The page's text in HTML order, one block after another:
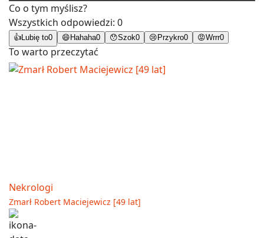
Co o tym myślisz?
Wszystkich odpowiedzi: 0
👍Lubię to0 😄 Hahaha0 😯Szok0 😢 Przykro0 😡Wrrr0
To warto przeczytać
Nekrologi
Zmarł Robert Maciejewicz [49 lat]